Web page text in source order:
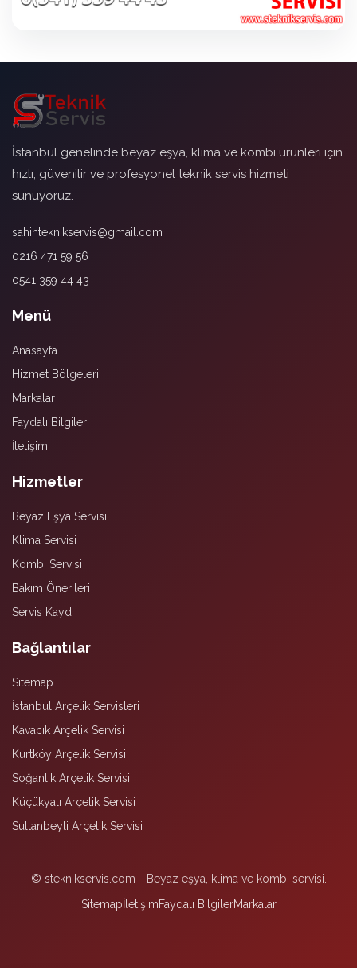
İstanbul genelinde beyaz eşya, klima ve kombi ürünleri için
hızlı, güvenilir ve profesyonel teknik servis hizmeti
sunuyoruz.
sahinteknikservis@gmail.com
0216 471 59 56
0541 359 44 43
Menü
Anasayfa
Hizmet Bölgeleri
Markalar
Faydalı Bilgiler
İletişim
Hizmetler
Beyaz Eşya Servisi
Klima Servisi
Kombi Servisi
Bakım Önerileri
Servis Kaydı
Bağlantılar
Sitemap
İstanbul Arçelik Servisleri
Kavacık Arçelik Servisi
Kurtköy Arçelik Servisi
Soğanlık Arçelik Servisi
Küçükyalı Arçelik Servisi
Sultanbeyli Arçelik Servisi
© steknikservis.com - Beyaz eşya, klima ve kombi servisi.
SitemapİletişimFaydalı BilgilerMarkalar